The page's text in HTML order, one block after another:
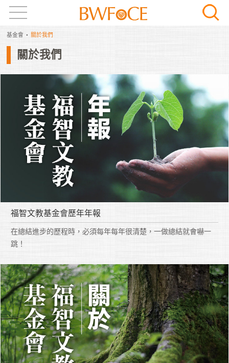
基金會 關於我們
關於我們
福智文教基金會歷年年報
在總結進步的歷程時，必須每年每年很清楚，一做總結就會嚇一
跳！